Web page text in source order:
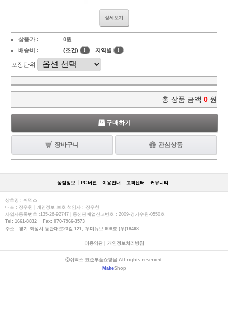
상세보기
상품가 :
0원
배송비 :
(조건) ! 지역별 !
포장단위
총 상품 금액 0 원
구매하기
장바구니 관심상품
상점정보 PC버젼 이용안내 고객센터 커뮤니티
상호명 : 쉬멕스
대표 : 장우천 | 개인정보 보호 책임자 : 장우천
사업자등록번호 :135-26-92747 | 통신판매업신고번호 : 2009-경기수원-0550호
Tel: 1661-8832 Fax: 070-7966-3573
주소 : 경기 화성시 동탄대로23길 121, 우미뉴브 608호 (우)18468
이용약관| 개인정보처리방침
ⓒ쉬멕스 표준부품쇼핑몰 All rights reserved.
MakeShop